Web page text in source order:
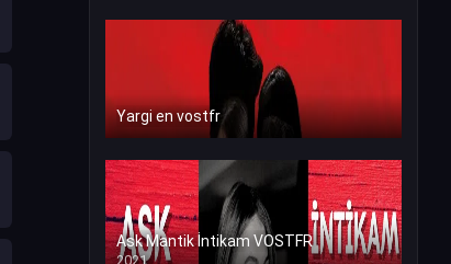
Yargi en vostfr
Ask Mantik İntikam VOSTFR
2021